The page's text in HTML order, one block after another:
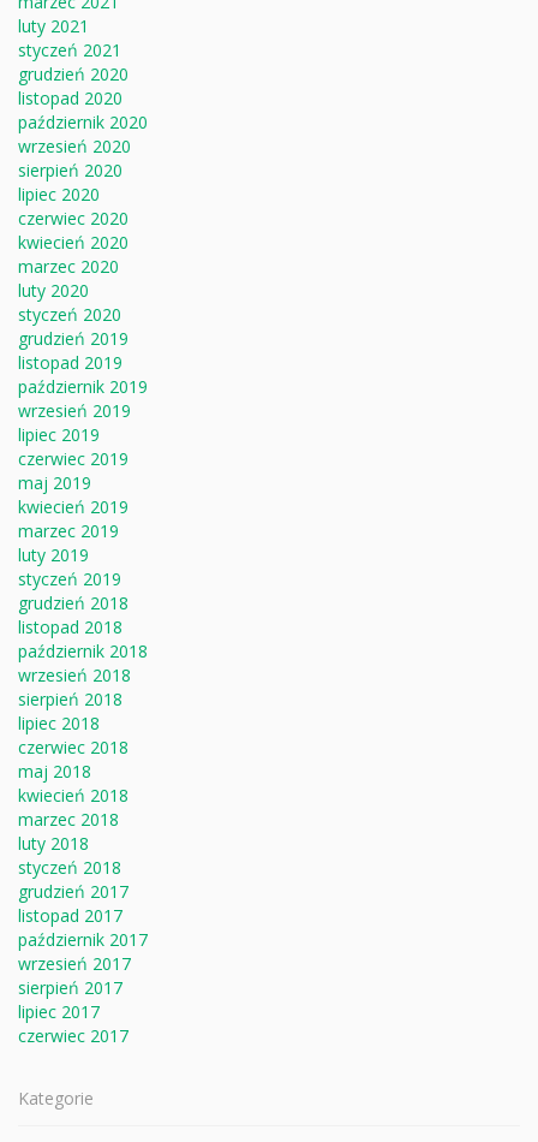
luty 2021
styczeń 2021
grudzień 2020
listopad 2020
październik 2020
wrzesień 2020
sierpień 2020
lipiec 2020
czerwiec 2020
kwiecień 2020
marzec 2020
luty 2020
styczeń 2020
grudzień 2019
listopad 2019
październik 2019
wrzesień 2019
lipiec 2019
czerwiec 2019
maj 2019
kwiecień 2019
marzec 2019
luty 2019
styczeń 2019
grudzień 2018
listopad 2018
październik 2018
wrzesień 2018
sierpień 2018
lipiec 2018
czerwiec 2018
maj 2018
kwiecień 2018
marzec 2018
luty 2018
styczeń 2018
grudzień 2017
listopad 2017
październik 2017
wrzesień 2017
sierpień 2017
lipiec 2017
czerwiec 2017
Kategorie